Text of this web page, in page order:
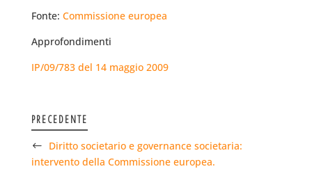
Fonte: Commissione europea
Approfondimenti
IP/09/783 del 14 maggio 2009
PRECEDENTE
Diritto societario e governance societaria:
intervento della Commissione europea.